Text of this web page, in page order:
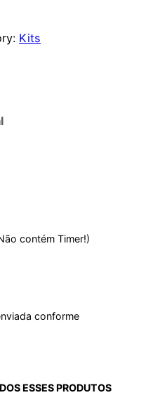
Kits
contém Timer!)
conforme
ESSES PRODUTOS